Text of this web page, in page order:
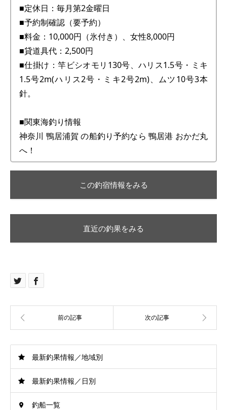
■定休日：毎月第2金曜日
■予約制確認（要予約）
■料金：10,000円（氷付き）、女性8,000円
■貸道具代：2,500円
■仕掛け：竿ビシオモリ130号、ハリス1.5号・ミキ
1.5号2m(ハリス2号・ミキ2号2m)、ムツ10号3本
針。
■関東海釣り情報
神奈川 鴨居浦賀 の船釣り予約なら 鴨居港 おかだ丸
へ！
この釣宿情報をみる
直近の釣果をみる
最新釣果情報／地域別
最新釣果情報／日別
釣船一覧